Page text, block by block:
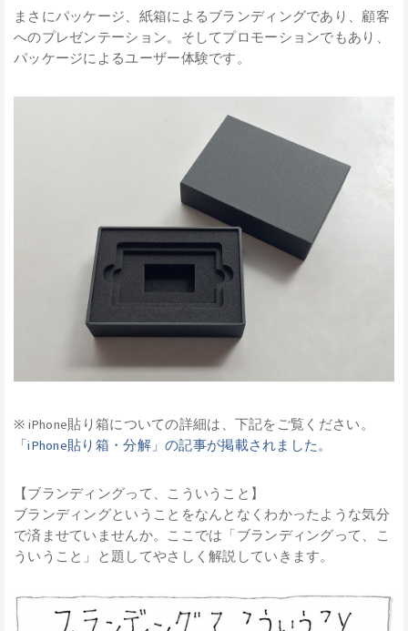
まさにパッケージ、紙箱によるブランディングであり、顧客
へのプレゼンテーション。そしてプロモーションでもあり、
パッケージによるユーザー体験です。
※ iPhone貼り箱についての詳細は、下記をご覧ください。
「iPhone貼り箱・分解」の記事が掲載されました。
【ブランディングって、こういうこと】
ブランディングということをなんとなくわかったような気分
で済ませていませんか。ここでは「ブランディングって、こ
ういうこと」と題してやさしく解説していきます。